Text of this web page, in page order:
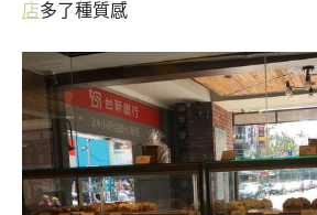
店多了種質感